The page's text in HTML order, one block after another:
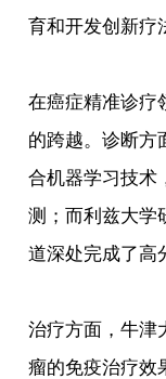
育和开发创新疗
在癌症精准诊疗
的跨越。诊断方
合机器学习技术
测；而利兹大学
道深处完成了高
治疗方面，牛津
瘤的免疫治疗效